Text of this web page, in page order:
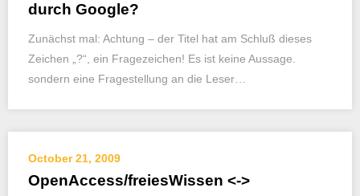
durch Google?
Zunächst mal: Achtung – der Titel hat am Schluß dieses
Zeichen „?“, ein Fragezeichen! Es ist keine Aussage.
sondern eine Fragestellung an die Leser…
October 21, 2009
OpenAccess/freiesWissen <->